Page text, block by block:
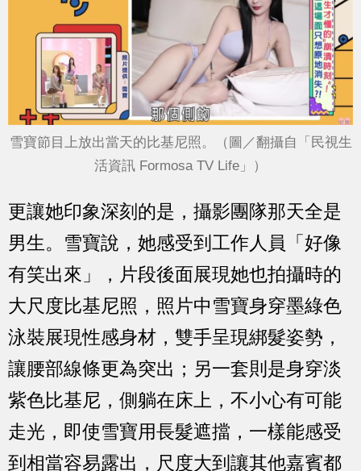
雪寶節目上放出當天的比基尼照。（圖／翻攝自「民視生
活資訊 Formosa TV Life」）
更讓她印象深刻的是，攝影團隊那天全是
男生。雪寶說，她感受到工作人員「好像
有笑出來」，片段後面展現她也拍攝時的
大尺度比基尼照，照片中雪寶身穿墨綠色
泳裝展現性感身材，雙手呈現綁髮姿勢，
讓腰部線條更為突出；另一套則是身穿淡
紫色比基尼，側躺在床上，不小心有可能
走光，即使雪寶用長髮遮擋，一樣能感受
到相當容易露出，尺度大到讓其他嘉賓都